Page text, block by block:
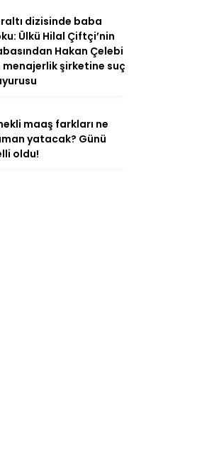
dizisinde baba
Ülkü Hilal Çiftçi’nin
Hakan Çelebi
menajerlik şirketine suç
maaş farkları ne
yatacak? Günü
oldu!